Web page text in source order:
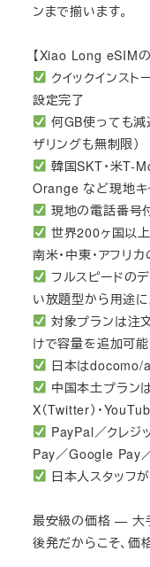
ンまで揃います。
【Xiao Long eSIMの
クイックインス
設定完了
何GB使っても減
ザリングも無制限）
韓国SKT・米T-
Orange など現地キ
現地の電話番号
世界200ヶ国以上
南米・中東・アフリ
フルスピードの
い放題型から用途
対象プランは注
けで容量を追加可能
日本はdocomo/
中国本土プラン
X（Twitter）・
PayPal／クレジ
Pay／Google Pay
日本人スタッフ
最安級の価格 — 大
後発だからこそ、価